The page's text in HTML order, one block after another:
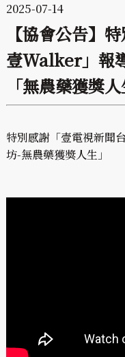
2025-07-14
【協會公告】
壹Walker」報
「無農藥獲獎人
特別感謝「壹電視新聞
坊-無農藥獲獎人生」